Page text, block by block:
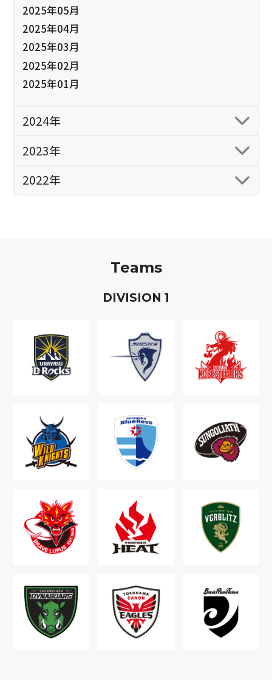
2025年05月
2025年04月
2025年03月
2025年02月
2025年01月
2024年
2023年
2022年
Teams
DIVISION 1